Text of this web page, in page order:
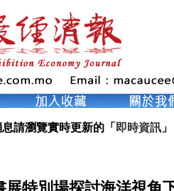
請瀏覽實時更新的「 即時資訊 」